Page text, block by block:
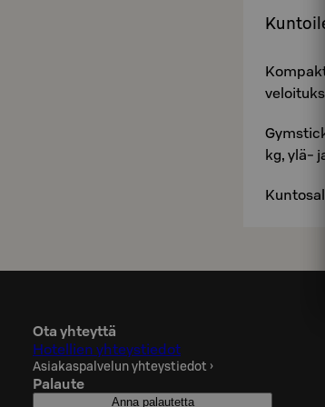
kg, ylä-
Ota yhteyttä
Hotellien yhteystiedot
Asiakaspalvelun yhteystiedot ›
Palaute
Anna palautetta